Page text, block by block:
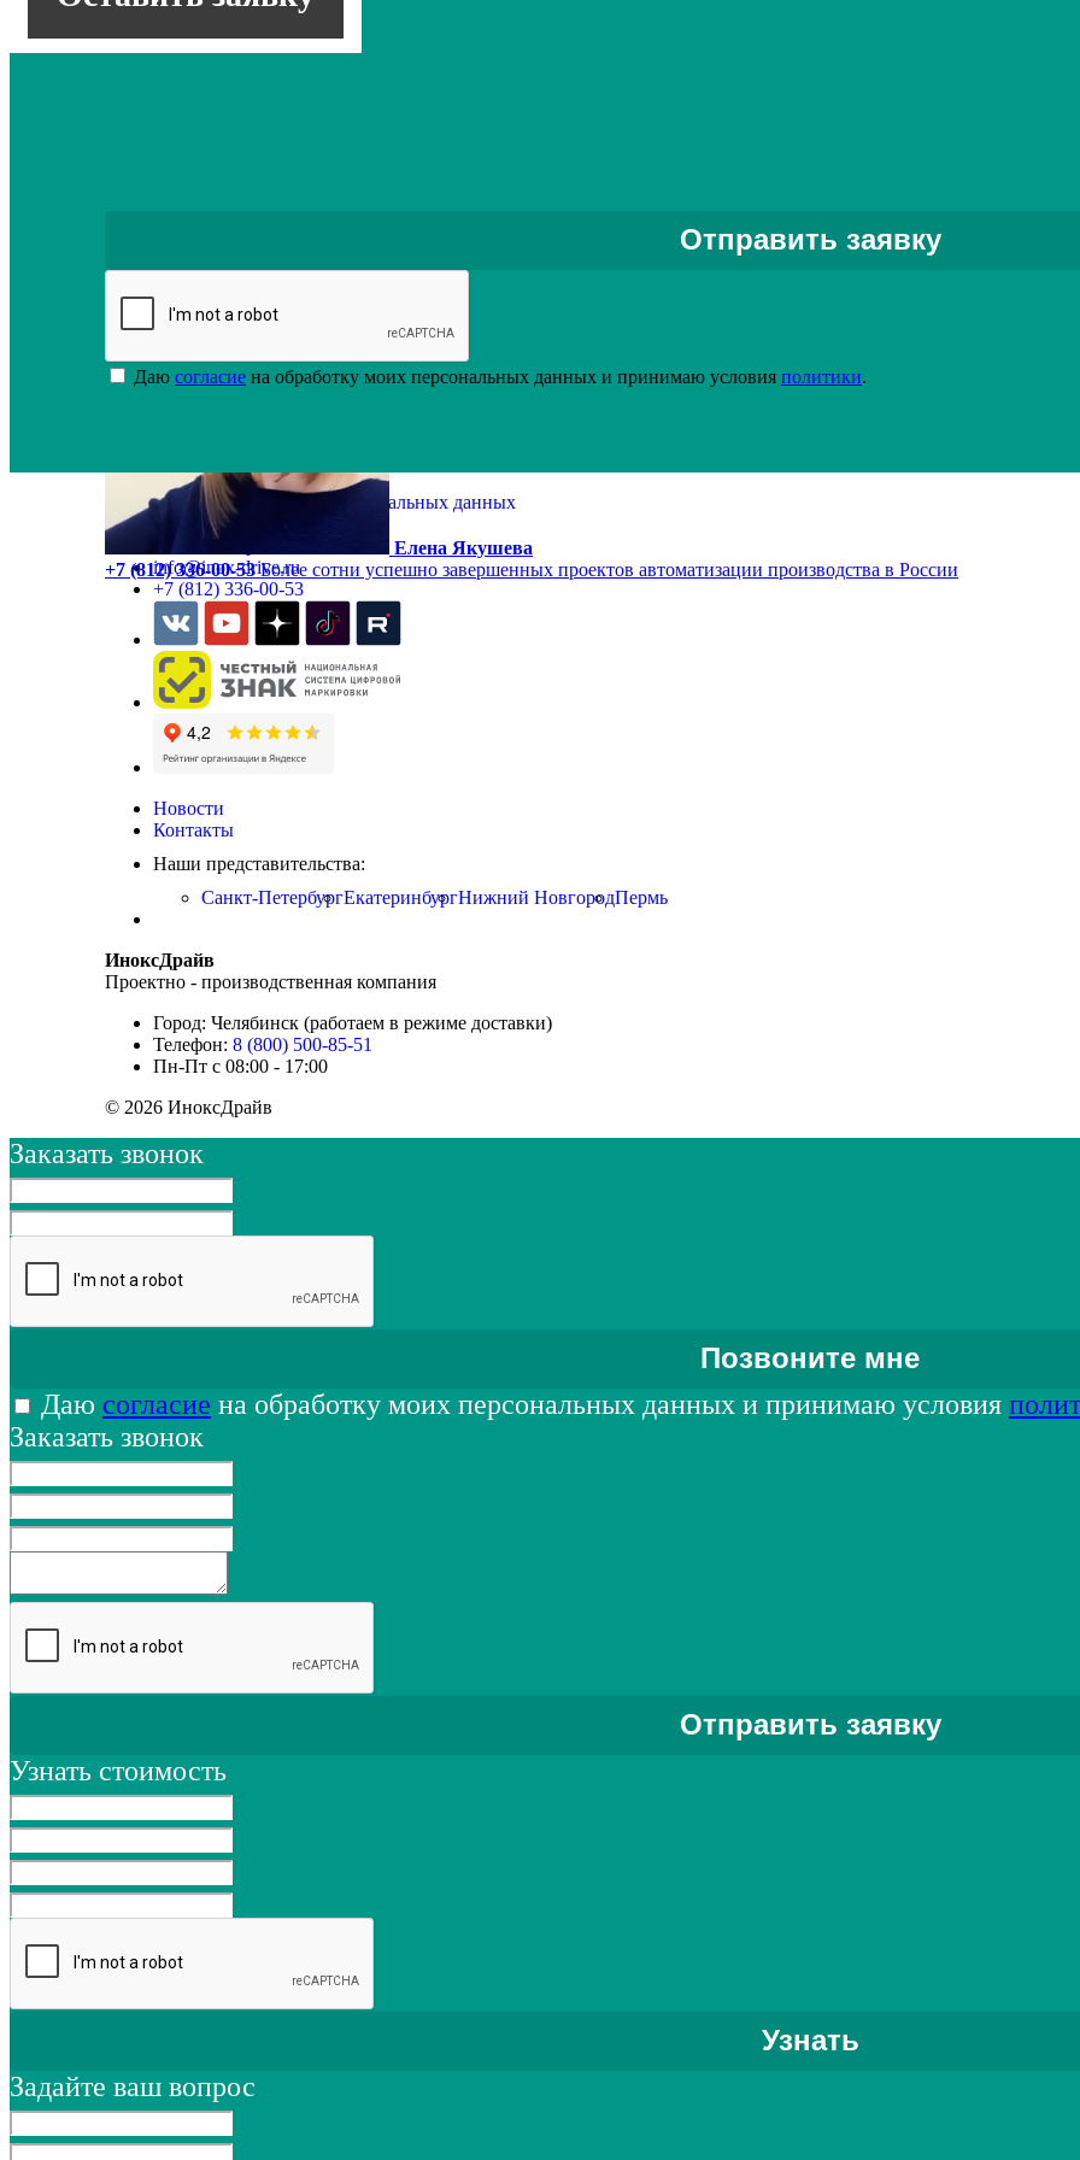
Проектно-производственная компания «ИноксДрайв» собрала вместе лучших специалистов Северо-Западного
Задать вопрос специалисту
Елена Якушева
+7 (812) 336-00-53Более сотни успешно завершенных проектов автоматизации производства в России
Даю согласие на обработку моих персональных данных и принимаю условия политики.
Политика обработки персональных данных
Оставить заявку
Заказать обратный звонок
info@inox-drive.ru
+7 (812) 336-00-53
Новости
Контакты
Наши представительства:
Санкт-ПетербургЕкатеринбургНижний НовгородПермь
ИноксДрайв
Проектно - производственная компания
Город: Челябинск (работаем в режиме доставки)
Телефон: 8 (800) 500-85-51
Пн-Пт с 08:00 - 17:00
© 2026 ИноксДрайв
Заказать звонок
Даю согласие на обработку моих персональных данных и принимаю условия
Заказать звонок
Узнать стоимость
Задайте ваш вопрос